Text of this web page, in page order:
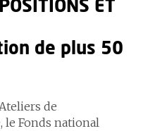
ET
de plus 50
de
Fonds national